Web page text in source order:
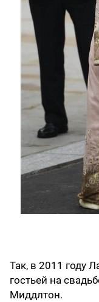
Так, в 2011 году
гостьей на
Миддлтон.